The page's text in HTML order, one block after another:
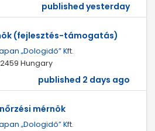
published yesterday
(fejlesztés-támogatás)
„Dologidő” Kft.
Hungary
published 2 days ago
mérnök
„Dologidő” Kft.